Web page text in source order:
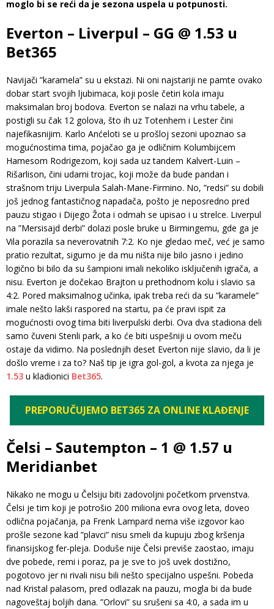
moglo bi se reći da je sezona uspela u potpunosti.
Everton – Liverpul – GG @ 1.53 u
Bet365
Navijači ”karamela” su u ekstazi. Ni oni najstariji ne pamte ovako
dobar start svojih ljubimaca, koji posle četiri kola imaju
maksimalan broj bodova. Everton se nalazi na vrhu tabele, a
postigli su čak 12 golova, što ih uz Totenhem i Lester čini
najefikasnijim. Karlo Anćeloti se u prošloj sezoni upoznao sa
mogućnostima tima, pojačao ga je odličnim Kolumbijcem
Hamesom Rodrigezom, koji sada uz tandem Kalvert-Luin –
Rišarlison, čini udarni trojac, koji može da bude pandan i
strašnom triju Liverpula Salah-Mane-Firmino. No, ”redsi” su dobili
još jednog fantastičnog napadača, pošto je neposredno pred
pauzu stigao i Dijego Žota i odmah se upisao i u strelce. Liverpul
na ”Mersisajd derbi” dolazi posle bruke u Birmingemu, gde ga je
Vila porazila sa neverovatnih 7:2. Ko nje gledao meč, već je samo
pratio rezultat, sigurno je da mu ništa nije bilo jasno i jedino
logično bi bilo da su šampioni imali nekoliko isključenih igrača, a
nisu. Everton je dočekao Brajton u prethodnom kolu i slavio sa
4:2. Pored maksimalnog učinka, ipak treba reći da su ”karamele”
imale nešto lakši raspored na startu, pa će pravi ispit za
mogućnosti ovog tima biti liverpulski derbi. Ova dva stadiona deli
samo čuveni Stenli park, a ko će biti uspešniji u ovom meču
ostaje da vidimo. Na poslednjih deset Everton nije slavio, da li je
došlo vreme i za to? Naš tip je igra gol-gol, a kvota za njega je
1.53 u kladionici Bet365.
PREPORUČUJEMO BET365 ZA ONLINE KLAĐENJE
Čelsi – Sautempton – 1 @ 1.57 u
Meridianbet
Nikako ne mogu u Čelsiju biti zadovoljni početkom prvenstva.
Čelsi je tim koji je potrošio 200 miliona evra ovog leta, doveo
odlična pojačanja, pa Frenk Lampard nema više izgovor kao
prošle sezone kad ”plavci” nisu smeli da kupuju zbog kršenja
finansijskog fer-pleja. Doduše nije Čelsi previše zaostao, imaju
dve pobede, remi i poraz, pa je sve to još uvek dostižno,
pogotovo jer ni rivali nisu bili nešto specijalno uspešni. Pobeda
nad Kristal palasom, pred odlazak na pauzu, mogla bi da bude
nagoveštaj boljih dana. ”Orlovi” su srušeni sa 4:0, a sada im u